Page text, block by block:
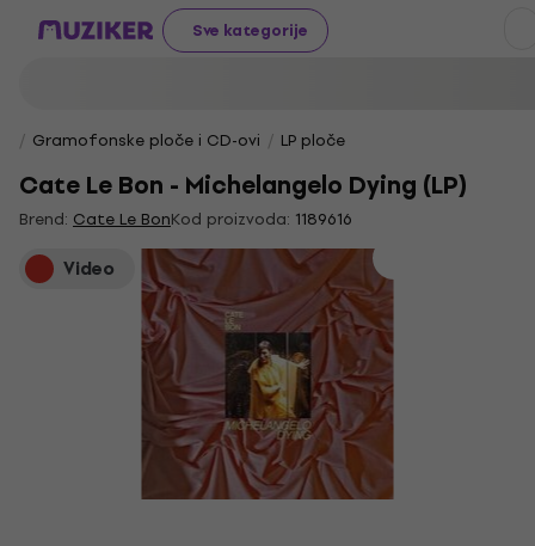
Sve kategorije
Gramofonske ploče i CD-ovi LP ploče
Cate Le Bon - Michelangelo Dying (LP)
Brend: Cate Le BonKod proizvoda: 1189616
Video